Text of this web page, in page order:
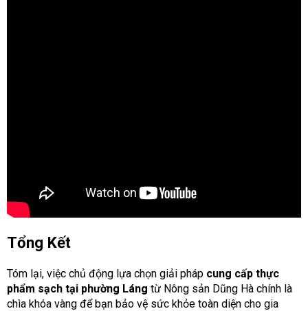
Tổng Kết
Tóm lại, việc chủ động lựa chọn giải pháp cung cấp thực
phẩm sạch tại phường Láng từ Nông sản Dũng Hà chính là
chìa khóa vàng để bạn bảo vệ sức khỏe toàn diện cho gia